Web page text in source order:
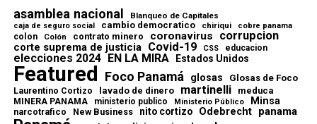
asamblea nacional Blanqueo de Capitales
caja de seguro social cambio democratico chiriqui cobre panama
colon Colón contrato minero coronavirus corrupcion
corte suprema de justicia Covid-19 CSS educacion
elecciones 2024 EN LA MIRA Estados Unidos
Featured Foco Panamá glosas Glosas de Foco
Laurentino Cortizo lavado de dinero martinelli meduca
MINERA PANAMA ministerio publico Ministerio Público Minsa
narcotrafico New Business nito cortizo Odebrecht panama